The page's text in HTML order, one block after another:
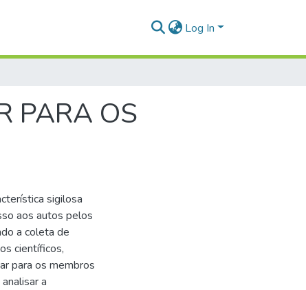
Log In
PARA OS
sigilosa
aos autos pelos
a coleta de
científicos,
para os membros
a